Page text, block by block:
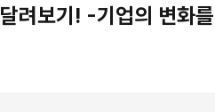
달려보기! -기업의 변화